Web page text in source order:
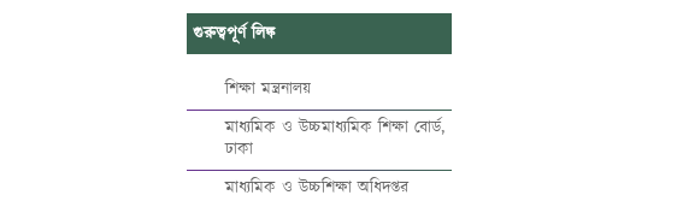
গুরুত্বপূর্ণ লিঙ্ক
শিক্ষা মন্ত্রনালয়
মাধ্যমিক ও উচ্চমাধ্যমিক শিক্ষা বোর্ড,
ঢাকা
মাধ্যমিক ও উচ্চশিক্ষা অধিদপ্তর